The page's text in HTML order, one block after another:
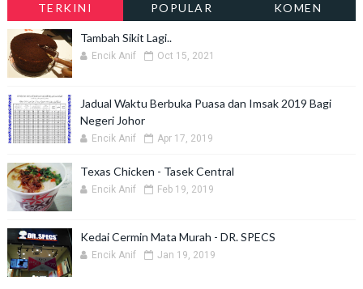
TERKINI POPULAR KOMEN
Tambah Sikit Lagi..
Encik Anif Oct 15, 2021
Jadual Waktu Berbuka Puasa dan Imsak 2019 Bagi
Negeri Johor
Encik Anif Apr 17, 2019
Texas Chicken - Tasek Central
Encik Anif Feb 19, 2019
Kedai Cermin Mata Murah - DR. SPECS
Encik Anif Jan 19, 2019